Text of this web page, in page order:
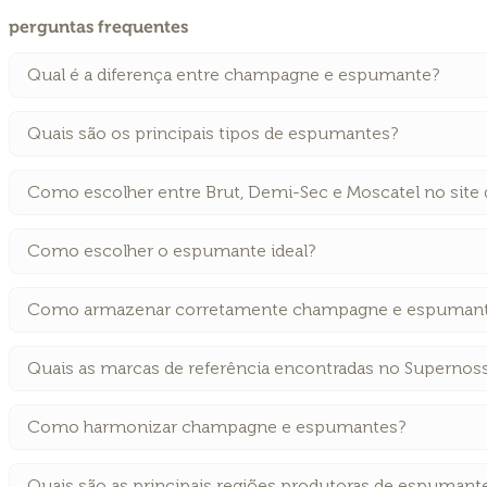
perguntas frequentes
Qual é a diferença entre champagne e espumante?
Quais são os principais tipos de espumantes?
Como escolher entre Brut, Demi-Sec e Moscatel no site
Como escolher o espumante ideal?
Como armazenar corretamente champagne e
Quais as marcas de referência encontradas no
Como harmonizar champagne e espumantes?